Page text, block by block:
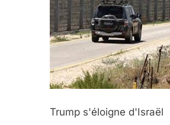
Trump s'éloigne d'Israël
Dvir
ISRAÉL